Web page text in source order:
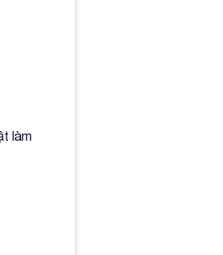
làm